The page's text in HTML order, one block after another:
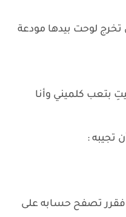
لوحت بيدها مودعة
كلميني وأنا
تجيبه :
فقرر تصفح حسابه على